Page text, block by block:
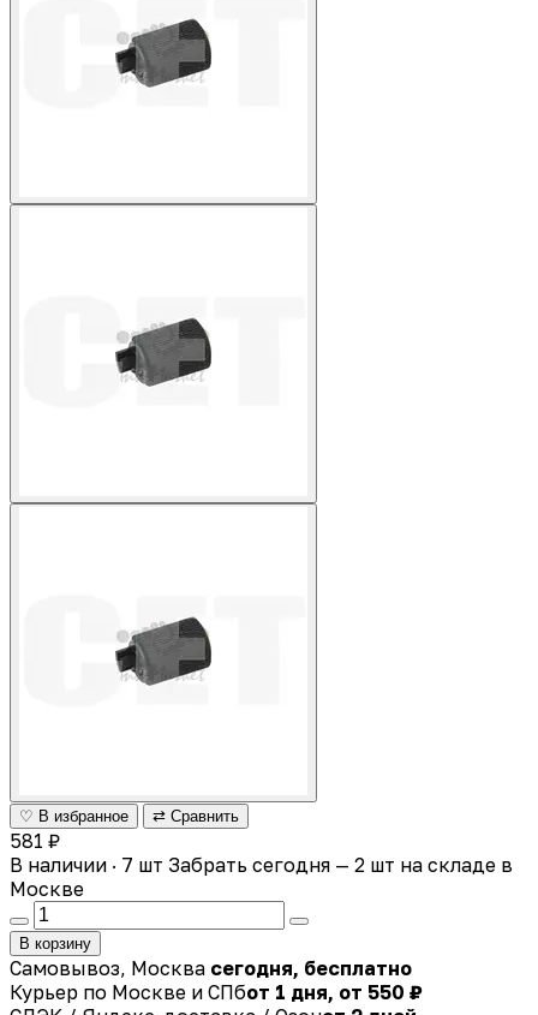
♡ В избранное ⇄ Сравнить
581 ₽
В наличии · 7 шт Забрать сегодня — 2 шт на складе в
Москве
В корзину
Самовывоз, Москва сегодня, бесплатно
Курьер по Москве и СПбот 1 дня, от 550 ₽